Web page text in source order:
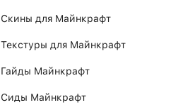
Скины для Майнкрафт
Текстуры для Майнкрафт
Гайды Майнкрафт
Сиды Майнкрафт